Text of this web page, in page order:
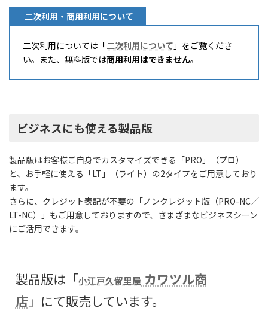
二次利用・商用利用について
二次利用については「二次利用について 」をご覧くださ
い。また、無料版では商用利用はできません。
ビジネスにも使える製品版
製品版はお客様ご自身でカスタマイズできる「PRO」（プロ）
と、お手軽に使える「LT」（ライト）の2タイプをご用意しており
ます。
さらに、クレジット表記が不要の「ノンクレジット版（PRO-NC／
LT-NC）」もご用意しておりますので、さまざまなビジネスシーン
にご活用できます。
製品版は「小江戸久留里屋 カワツル商
店」にて販売しています。